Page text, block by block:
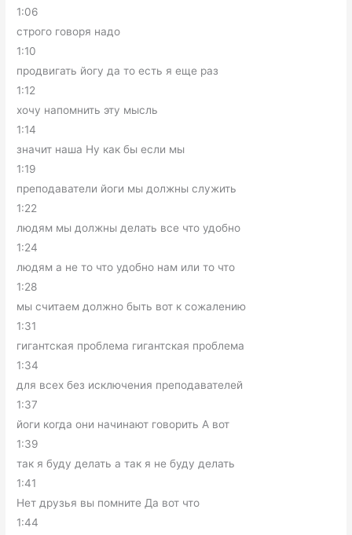
1:06
строго говоря надо
1:10
продвигать йогу да то есть я еще раз
1:12
хочу напомнить эту мысль
1:14
значит наша Ну как бы если мы
1:19
преподаватели йоги мы должны служить
1:22
людям мы должны делать все что удобно
1:24
людям а не то что удобно нам или то что
1:28
мы считаем должно быть вот к сожалению
1:31
гигантская проблема гигантская проблема
1:34
для всех без исключения преподавателей
1:37
йоги когда они начинают говорить А вот
1:39
так я буду делать а так я не буду делать
1:41
Нет друзья вы помните Да вот что
1:44